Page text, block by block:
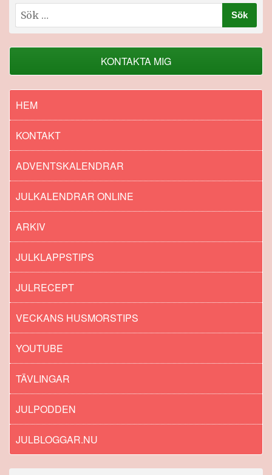
Sök
efter:
KONTAKTA MIG
HEM
KONTAKT
ADVENTSKALENDRAR
JULKALENDRAR ONLINE
ARKIV
JULKLAPPSTIPS
JULRECEPT
VECKANS HUSMORSTIPS
YOUTUBE
TÄVLINGAR
JULPODDEN
JULBLOGGAR.NU